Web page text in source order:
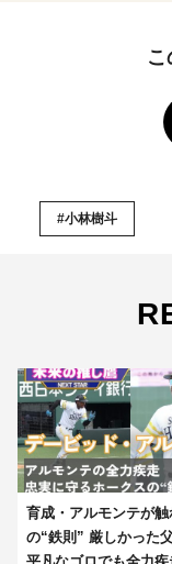
#小林樹斗
育成・アルモンテが触
の“鉄則” 厳しかった